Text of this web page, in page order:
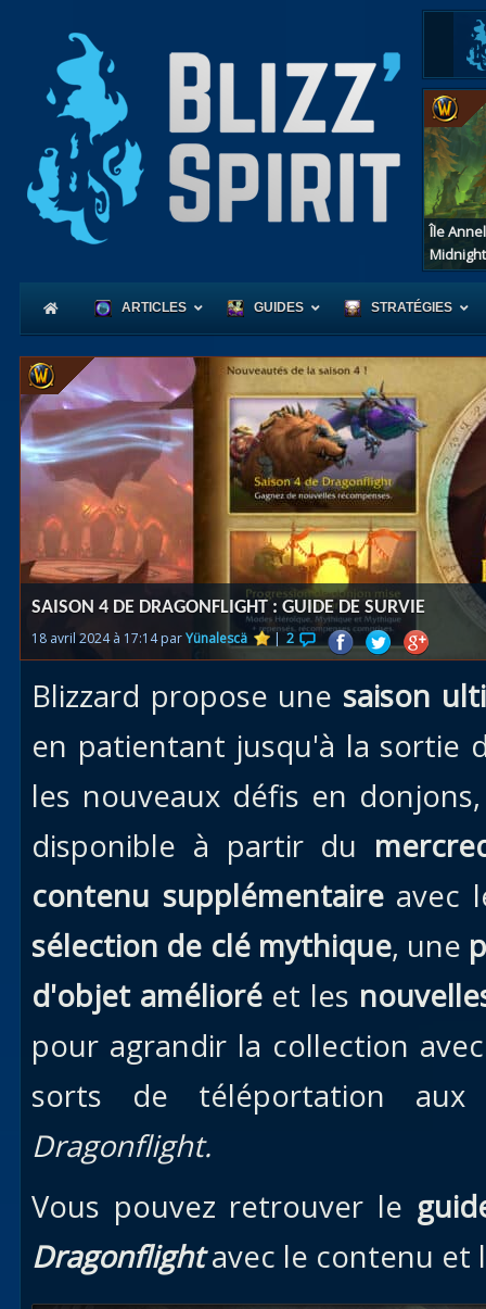
Île
Midnight
ARTICLES GUIDES
Coeur
Races
alliées
des îles
le vol
Uldum
Val
STRATÉGIES
SAISON 4 DE DRAGONFLIGHT : GUIDE DE SURVIE
18 avril 2024 à 17:14 parYünalescä | 2
Blizzard propose une saison
en patientant jusqu'à la sortie
les nouveaux défis en
disponible à partir du
contenu supplémentaireavec
sélection de clé mythique, une
d'objet amélioréet les
pour agrandir la collection
sorts de téléportation
Dragonflight.
Vous pouvez retrouver le
Dragonflightavec le contenu et